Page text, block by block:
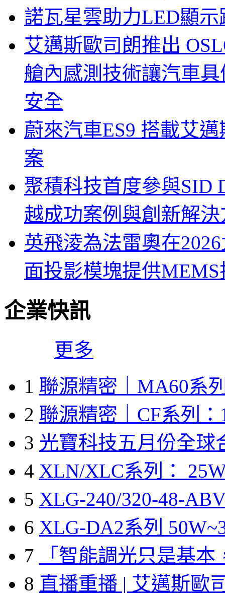
諾瓦星雲助力LED顯
艾邁斯歐司朗推出
艙內感測技術讓汽車
安全
蔚來汽車ES9 搭載艾
案
聚積科技首度參與SID
越成功案例與創新解決
英飛淩為法雷奧在
面投影模塊提供MEMS
企業快訊
更多
1 聯源精密｜MA60系
2 聯源精密｜CF系列：
3 光寶科技五月份全球
4 XLN/XLC系列：
5 XLG-240/320-48-
6 XLG-DA2系列
7
「智能調光只是基本
8 直播重播 | 艾邁斯歐